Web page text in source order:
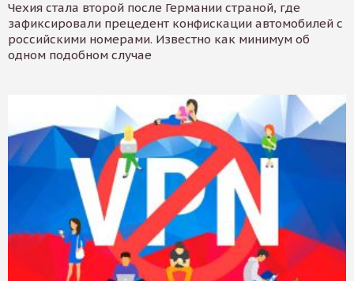
Чехия стала второй после Германии страной, где
зафиксировали прецедент конфискации автомобилей с
российскими номерами. Известно как минимум об
одном подобном случае